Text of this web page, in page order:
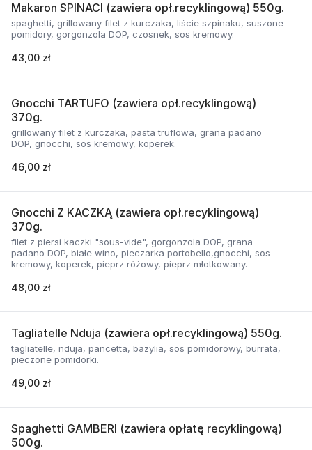
Makaron SPINACI (zawiera opł.recyklingową) 550g.
spaghetti, grillowany filet z kurczaka, liście szpinaku, suszone
pomidory, gorgonzola DOP, czosnek, sos kremowy.
43,00 zł
Gnocchi TARTUFO (zawiera opł.recyklingową)
370g.
grillowany filet z kurczaka, pasta truflowa, grana padano
DOP, gnocchi, sos kremowy, koperek.
46,00 zł
Gnocchi Z KACZKĄ (zawiera opł.recyklingową)
370g.
filet z piersi kaczki "sous-vide", gorgonzola DOP, grana
padano DOP, białe wino, pieczarka portobello,gnocchi, sos
kremowy, koperek, pieprz różowy, pieprz młotkowany.
48,00 zł
Tagliatelle Nduja (zawiera opł.recyklingową) 550g.
tagliatelle, nduja, pancetta, bazylia, sos pomidorowy, burrata,
pieczone pomidorki.
49,00 zł
Spaghetti GAMBERI (zawiera opłatę recyklingową)
500g.